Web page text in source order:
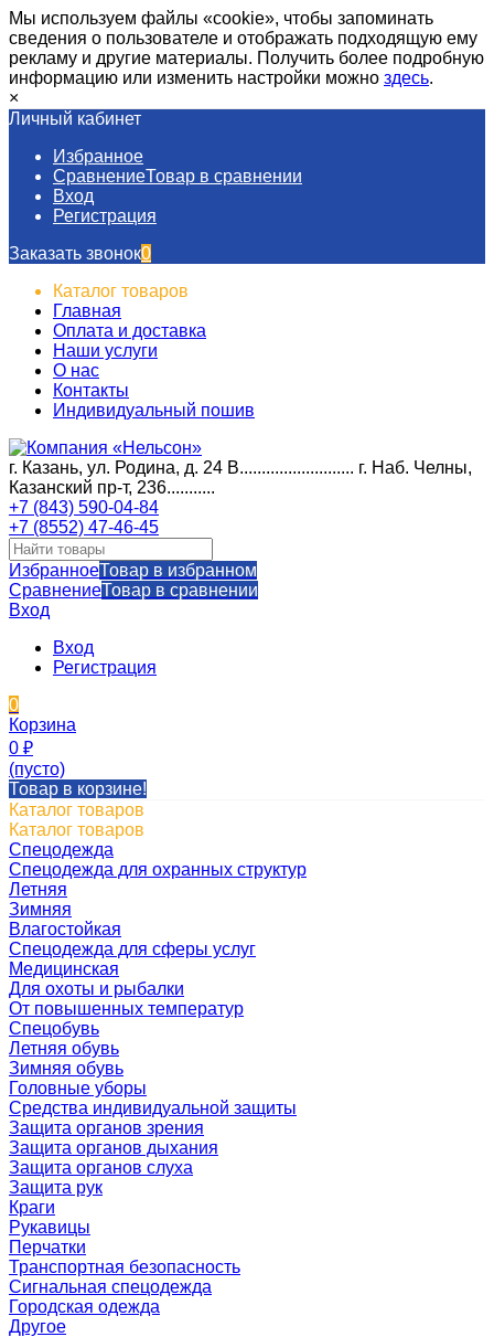
Мы используем файлы «cookie», чтобы запоминать
сведения о пользователе и отображать подходящую ему
рекламу и другие материалы. Получить более подробную
информацию или изменить настройки можно здесь.
×
Личный кабинет
Избранное
СравнениеТовар в сравнении
Вход
Регистрация
Заказать звонок0
Каталог товаров
Главная
Оплата и доставка
Наши услуги​
О нас
Контакты
Индивидуальный пошив
г. Казань, ул. Родина, д. 24 В.......................... г. Наб. Челны,
Казанский пр-т, 236...........
+7 (843) 590-04-84
+7 (8552) 47-46-45
ИзбранноеТовар в избранном
СравнениеТовар в сравнении
Вход
Вход
Регистрация
0
Корзина
0 ₽
(пусто)
Товар в корзине!
Каталог товаров
Каталог товаров
Спецодежда
Спецодежда для охранных структур
Летняя
Зимняя
Влагостойкая
Спецодежда для сферы услуг
Медицинская
Для охоты и рыбалки
От повышенных температур
Спецобувь
Летняя обувь
Зимняя обувь
Головные уборы
Средства индивидуальной защиты
Защита органов зрения
Защита органов дыхания
Защита органов слуха
Защита рук
Краги
Рукавицы
Перчатки
Транспортная безопасность
Сигнальная спецодежда
Городская одежда
Другое